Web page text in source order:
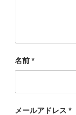
名前 *
メールアドレス *